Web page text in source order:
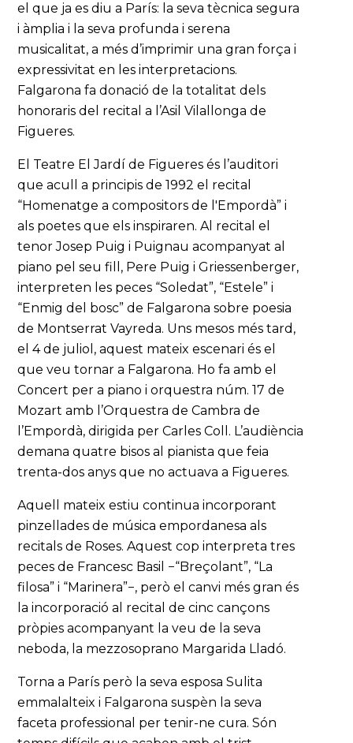
el que ja es diu a París: la seva tècnica segura
i àmplia i la seva profunda i serena
musicalitat, a més d’imprimir una gran força i
expressivitat en les interpretacions.
Falgarona fa donació de la totalitat dels
honoraris del recital a l’Asil Vilallonga de
Figueres.
El Teatre El Jardí de Figueres és l’auditori
que acull a principis de 1992 el recital
“Homenatge a compositors de l'Empordà” i
als poetes que els inspiraren. Al recital el
tenor Josep Puig i Puignau acompanyat al
piano pel seu fill, Pere Puig i Griessenberger,
interpreten les peces “Soledat”, “Estele” i
“Enmig del bosc” de Falgarona sobre poesia
de Montserrat Vayreda. Uns mesos més tard,
el 4 de juliol, aquest mateix escenari és el
que veu tornar a Falgarona. Ho fa amb el
Concert per a piano i orquestra núm. 17 de
Mozart amb l’Orquestra de Cambra de
l’Empordà, dirigida per Carles Coll. L’audiència
demana quatre bisos al pianista que feia
trenta-dos anys que no actuava a Figueres.
Aquell mateix estiu continua incorporant
pinzellades de música empordanesa als
recitals de Roses. Aquest cop interpreta tres
peces de Francesc Basil −“Breçolant”, “La
filosa” i “Marinera”−, però el canvi més gran és
la incorporació al recital de cinc cançons
pròpies acompanyant la veu de la seva
neboda, la mezzosoprano Margarida Lladó.
Torna a París però la seva esposa Sulita
emmalalteix i Falgarona suspèn la seva
faceta professional per tenir-ne cura. Són